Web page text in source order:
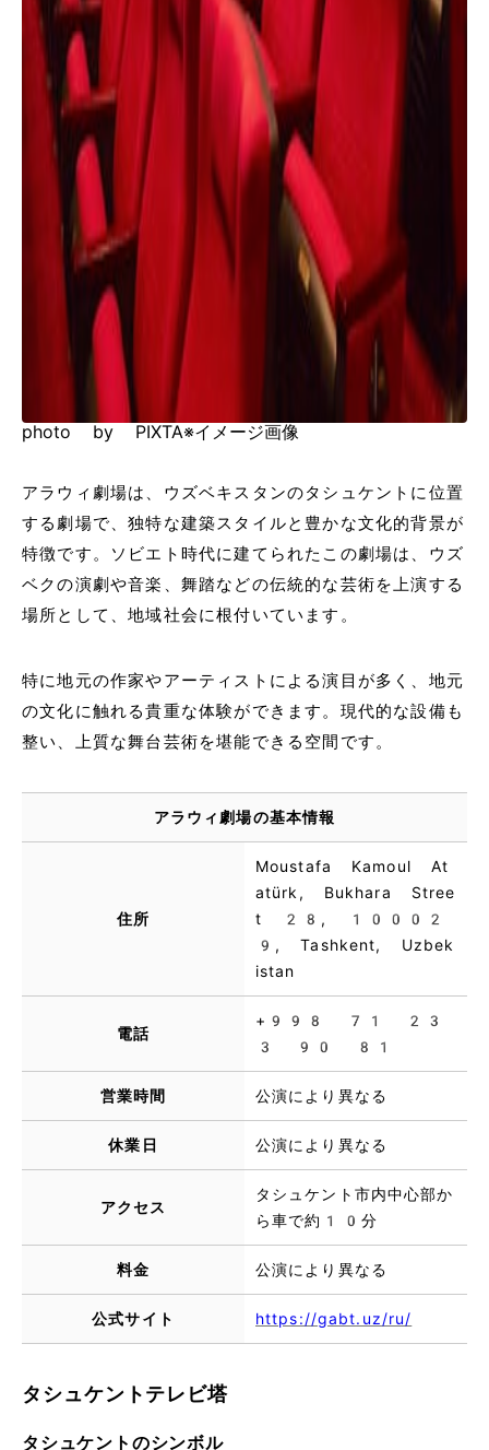
photo by PIXTA※イメージ画像
アラウィ劇場は、ウズベキスタンのタシュケントに位置
する劇場で、独特な建築スタイルと豊かな文化的背景が
特徴です。ソビエト時代に建てられたこの劇場は、ウズ
ベクの演劇や音楽、舞踏などの伝統的な芸術を上演する
場所として、地域社会に根付いています。
特に地元の作家やアーティストによる演目が多く、地元
の文化に触れる貴重な体験ができます。現代的な設備も
整い、上質な舞台芸術を堪能できる空間です。
アラウィ劇場の基本情報
住所
Moustafa Kamoul At
atürk, Bukhara Stree
t 28, 10002
9, Tashkent, Uzbek
istan
電話
+998 71 23
3 90 81
営業時間 公演により異なる
休業日 公演により異なる
アクセス
タシュケント市内中心部か
ら車で約10分
料金 公演により異なる
公式サイト https://gabt.uz/ru/
タシュケントテレビ塔
タシュケントのシンボル